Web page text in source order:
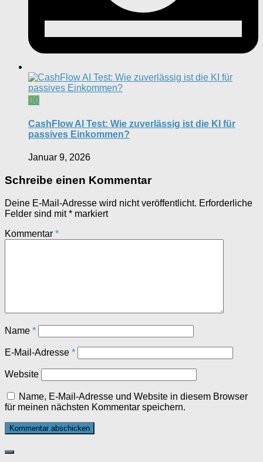
0
CashFlow AI Test: Wie zuverlässig ist die KI für
passives Einkommen?
Januar 9, 2026
Schreibe einen Kommentar
Deine E-Mail-Adresse wird nicht veröffentlicht. Erforderliche
Felder sind mit* markiert
Kommentar *
Name *
E-Mail-Adresse *
Website
Name, E-Mail-Adresse und Website in diesem Browser
für meinen nächsten Kommentar speichern.